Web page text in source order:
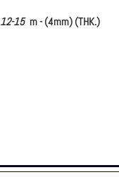
12-15m - (4mm) (THK.)